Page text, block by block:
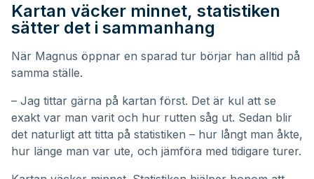
Kartan väcker minnet, statistiken
sätter det i sammanhang
När Magnus öppnar en sparad tur börjar han alltid på
samma ställe.
– Jag tittar gärna på kartan först. Det är kul att se
exakt var man varit och hur rutten såg ut. Sedan blir
det naturligt att titta på statistiken – hur långt man åkte,
hur länge man var ute, och jämföra med tidigare turer.